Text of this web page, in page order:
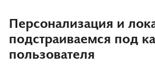
Персонализация и
подстраиваемся под
пользователя